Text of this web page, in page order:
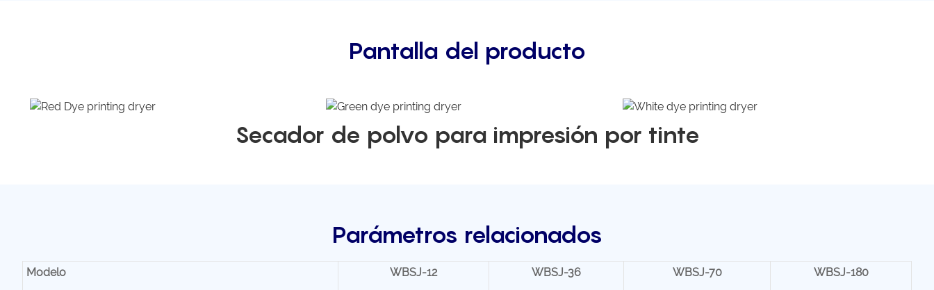
Pantalla del producto
Secador de polvo para impresión por tinte
Parámetros relacionados
Modelo WBSJ-12 WBSJ-36 WBSJ-70 WBSJ-180